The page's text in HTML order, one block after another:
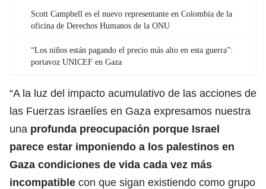
Scott Campbell es el nuevo representante en Colombia de la
oficina de Derechos Humanos de la ONU
“Los niños están pagando el precio más alto en esta guerra”:
portavoz UNICEF en Gaza
“A la luz del impacto acumulativo de las acciones de
las Fuerzas israelíes en Gaza expresamos nuestra
una profunda preocupación porque Israel
parece estar imponiendo a los palestinos en
Gaza condiciones de vida cada vez más
incompatible con que sigan existiendo como grupo